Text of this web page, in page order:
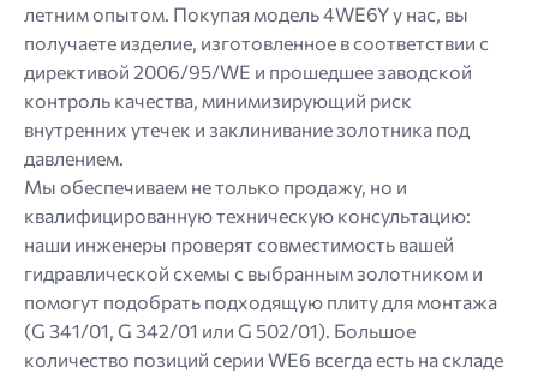
летним опытом. Покупая модель 4WE6Y у нас, вы
получаете изделие, изготовленное в соответствии с
директивой 2006/95/WE и прошедшее заводской
контроль качества, минимизирующий риск
внутренних утечек и заклинивание золотника под
давлением.
Мы обеспечиваем не только продажу, но и
квалифицированную техническую консультацию:
наши инженеры проверят совместимость вашей
гидравлической схемы с выбранным золотником и
помогут подобрать подходящую плиту для монтажа
(G 341/01, G 342/01 или G 502/01). Большое
количество позиций серии WE6 всегда есть на складе